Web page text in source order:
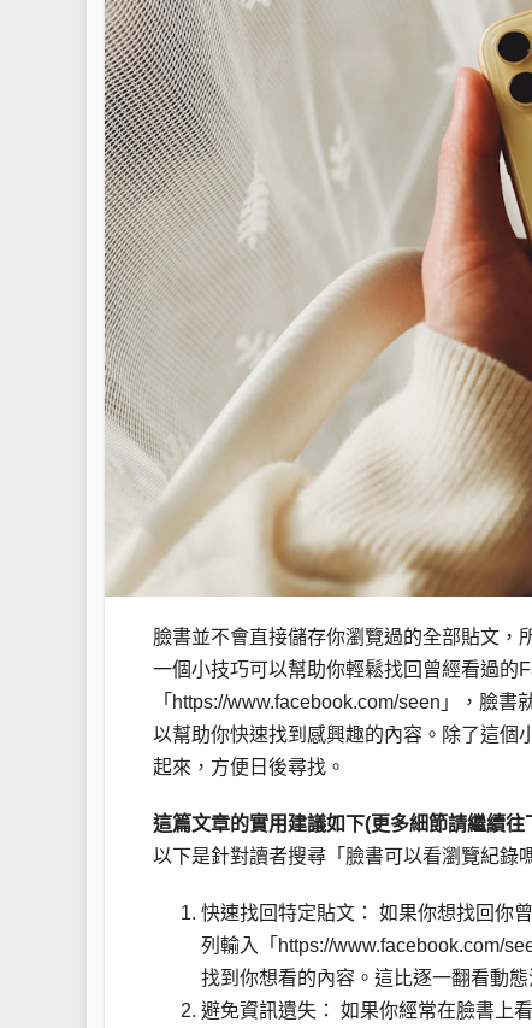
臉書並不會直接儲存你瀏覽過的全部貼文，
一個小技巧可以幫助你輕鬆找回曾經看過的
「https://www.facebook.com/seen」，臉
以幫助你快速找到感興趣的內容。除了這個
起來，方便日後尋找。
這篇文章的實用建議如下(更多細節請繼續往
以下是針對讀者搜尋「臉書可以看瀏覽紀錄
快速找回特定貼文： 如果你想找回你
列輸入「https://www.facebook.com/
找到你想看的內容。這比逐一翻看動
避免資訊遺失： 如果你經常在臉書上